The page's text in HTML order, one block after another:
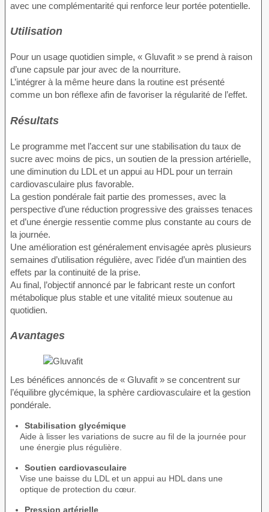
avec une complémentarité qui renforce leur portée potentielle.
Utilisation
Pour un usage quotidien simple, « Gluvafit » se prend à raison
d’une capsule par jour avec de la nourriture.
L’intégrer à la même heure dans la routine est présenté
comme un bon réflexe afin de favoriser la régularité de l’effet.
Résultats
Le programme met l’accent sur une stabilisation du taux de
sucre avec moins de pics, un soutien de la pression artérielle,
une diminution du LDL et un appui au HDL pour un terrain
cardiovasculaire plus favorable.
La gestion pondérale fait partie des promesses, avec la
perspective d’une réduction progressive des graisses tenaces
et d’une énergie ressentie comme plus constante au cours de
la journée.
Une amélioration est généralement envisagée après plusieurs
semaines d’utilisation régulière, avec l’idée d’un maintien des
effets par la continuité de la prise.
Au final, l’objectif annoncé par le fabricant reste un confort
métabolique plus stable et une vitalité mieux soutenue au
quotidien.
Avantages
Les bénéfices annoncés de « Gluvafit » se concentrent sur
l’équilibre glycémique, la sphère cardiovasculaire et la gestion
pondérale.
Stabilisation glycémique
Aide à lisser les variations de sucre au fil de la journée pour
une énergie plus régulière.
Soutien cardiovasculaire
Vise une baisse du LDL et un appui au HDL dans une
optique de protection du cœur.
Pression artérielle